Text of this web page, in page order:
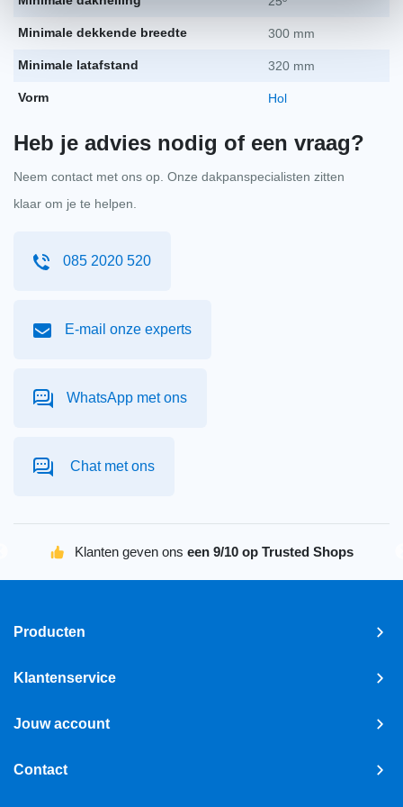
Minimale dekkende breedte 300 mm
Minimale latafstand 320 mm
Vorm Hol
Heb je advies nodig of een vraag?
Neem contact met ons op. Onze dakpanspecialisten zitten
klaar om je te helpen.
085 2020 520
E-mail onze experts
WhatsApp met ons
Chat met ons
Klanten geven ons een 9/10 op Trusted Shops
Producten
Klantenservice
Jouw account
Contact